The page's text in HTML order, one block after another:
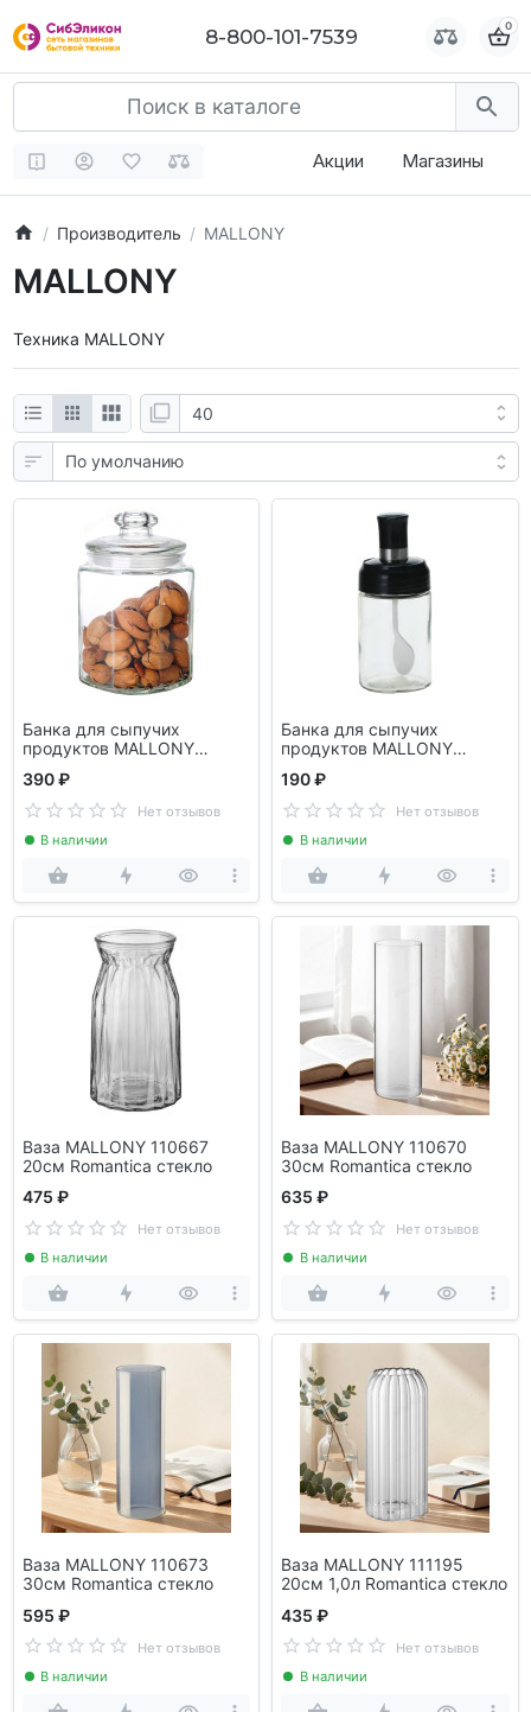
8-800-101-7539 0
Акции Магазины
Производитель MALLONY
MALLONY
Техника MALLONY
Банка для сыпучих
продуктов MALLONY
390 ₽
Нет отзывов
В наличии
Банка для сыпучих
продуктов MALLONY
190 ₽
Нет отзывов
В наличии
Ваза MALLONY 110667
20см Romantica стекло
475 ₽
Нет отзывов
В наличии
Ваза MALLONY 110670
30см Romantica стекло
635 ₽
Нет отзывов
В наличии
Ваза MALLONY 110673
30см Romantica стекло
595 ₽
Нет отзывов
В наличии
Ваза MALLONY 111195
20см 1,0л Romantica стекло
435 ₽
Нет отзывов
В наличии
8-800-101-7539 0